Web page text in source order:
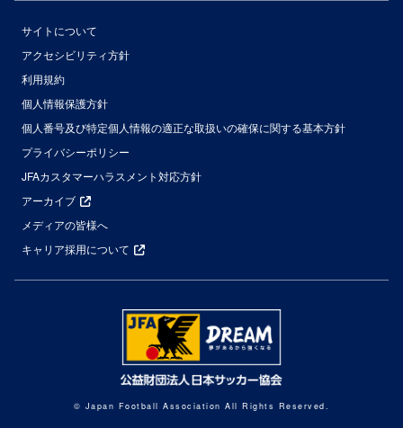
サイトについて
アクセシビリティ方針
利用規約
個人情報保護方針
個人番号及び特定個人情報の適正な取扱いの確保に関する基本方針
プライバシーポリシー
JFAカスタマーハラスメント対応方針
アーカイブ
メディアの皆様へ
キャリア採用について
© Japan Football Association All Rights Reserved.